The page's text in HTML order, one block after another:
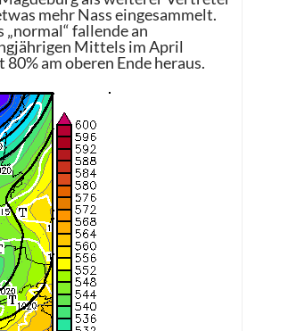
mehr Nass eingesammelt.
fallende an
Mittels im April
am oberen Ende heraus.